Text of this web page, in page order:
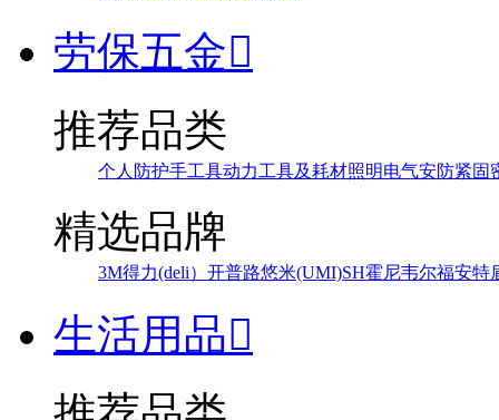
劳保五金
推荐品类
个人防护手工具动力工具及耗材照明电气安防紧固
精选品牌
3M得力(deli） 开普路悠米(UMI)SH霍尼韦尔福安特
生活用品